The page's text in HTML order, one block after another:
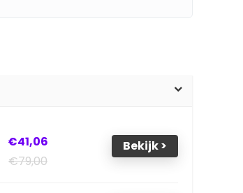
€41,06
€79,00
Bekijk >